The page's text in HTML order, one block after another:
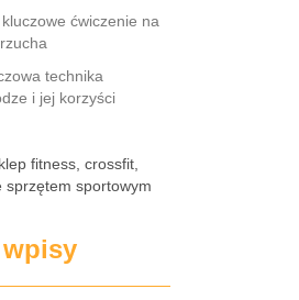
ćwiczenie na
technika
i jej korzyści
fitness, crossfit,
sprzętem sportowym